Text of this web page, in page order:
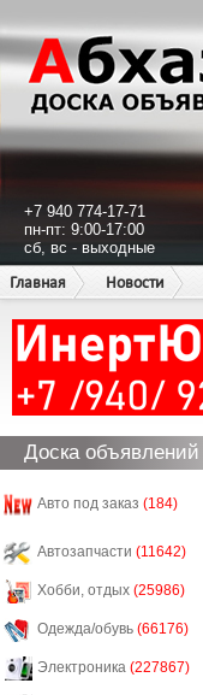
+7 940 774-17-71
пн-пт: 9:00-17:00
сб, вс - выходные
Главная
Новости
Доска объявлений
Авто под заказ (184)
Автозапчасти (11642)
Хобби, отдых (25986)
Одежда/обувь (66176)
Электроника (227867)